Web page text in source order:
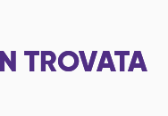
TROVATA